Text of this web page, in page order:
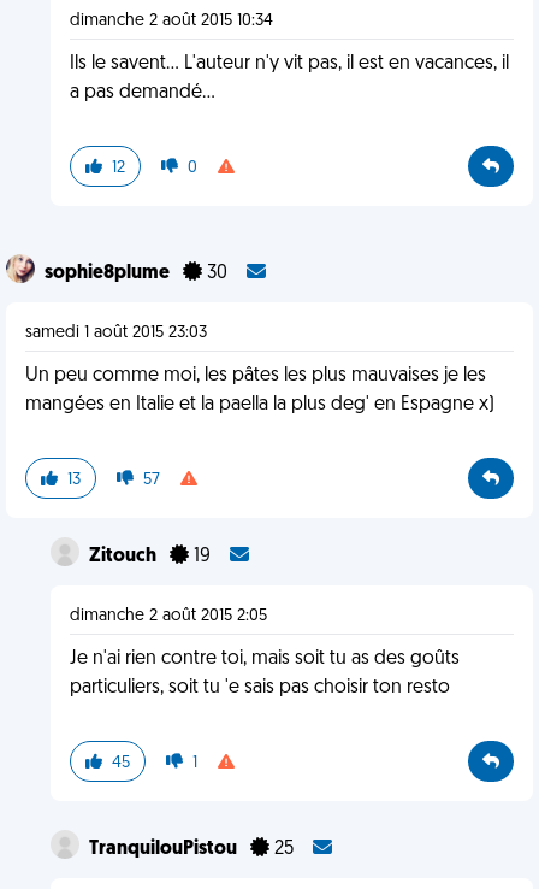
dimanche 2 août 2015 10:34
Ils le savent... L'auteur n'y vit pas, il est en vacances, il
a pas demandé...
12 0
sophie8plume 30
samedi 1 août 2015 23:03
Un peu comme moi, les pâtes les plus mauvaises je les
mangées en Italie et la paella la plus deg' en Espagne x)
13 57
Zitouch 19
dimanche 2 août 2015 2:05
Je n'ai rien contre toi, mais soit tu as des goûts
particuliers, soit tu 'e sais pas choisir ton resto
45 1
TranquilouPistou 25